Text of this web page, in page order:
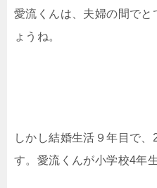
愛流くんは、夫婦の間でと
ょうね。
しかし結婚生活９年目で
す。愛流くんが小学校4年